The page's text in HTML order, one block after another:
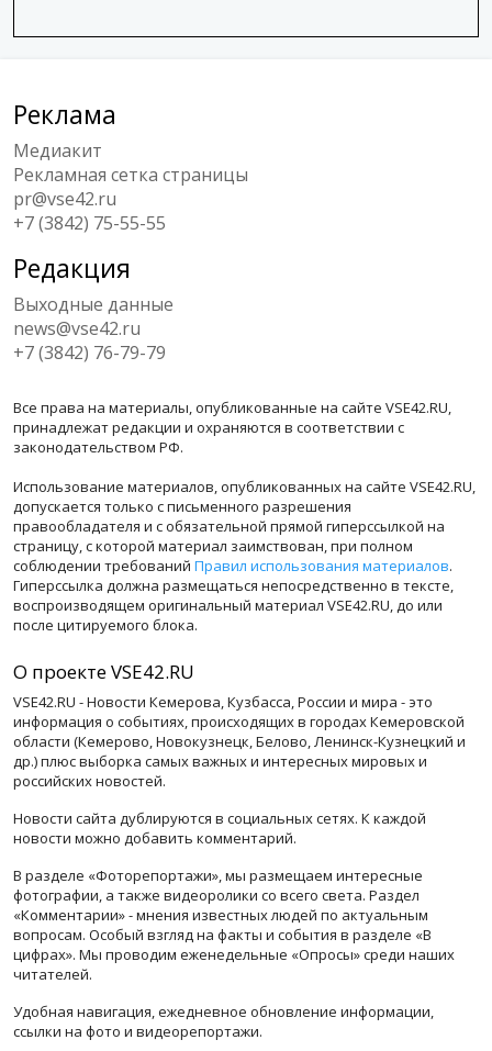
Реклама
Медиакит
Рекламная сетка страницы
pr@vse42.ru
+7 (3842) 75-55-55
Редакция
Выходные данные
news@vse42.ru
+7 (3842) 76-79-79
Все права на материалы, опубликованные на сайте VSE42.RU,
принадлежат редакции и охраняются в соответствии с
законодательством РФ.
Использование материалов, опубликованных на сайте VSE42.RU,
допускается только с письменного разрешения
правообладателя и с обязательной прямой гиперссылкой на
страницу, с которой материал заимствован, при полном
соблюдении требований Правил использования материалов.
Гиперссылка должна размещаться непосредственно в тексте,
воспроизводящем оригинальный материал VSE42.RU, до или
после цитируемого блока.
О проекте VSE42.RU
VSE42.RU - Новости Кемерова, Кузбасса, России и мира - это
информация о событиях, происходящих в городах Кемеровской
области (Кемерово, Новокузнецк, Белово, Ленинск-Кузнецкий и
др.) плюс выборка самых важных и интересных мировых и
российских новостей.
Новости сайта дублируются в социальных сетях. К каждой
новости можно добавить комментарий.
В разделе «Фоторепортажи», мы размещаем интересные
фотографии, а также видеоролики со всего света. Раздел
«Комментарии» - мнения известных людей по актуальным
вопросам. Особый взгляд на факты и события в разделе «В
цифрах». Мы проводим еженедельные «Опросы» среди наших
читателей.
Удобная навигация, ежедневное обновление информации,
ссылки на фото и видеорепортажи.